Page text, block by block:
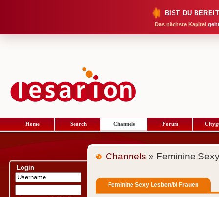
BIST DU
Das nächste Kapitel
Home Search Channels Forum
Login
Channels » Feminine
Feminine Sexy Lesben/bi Frauen